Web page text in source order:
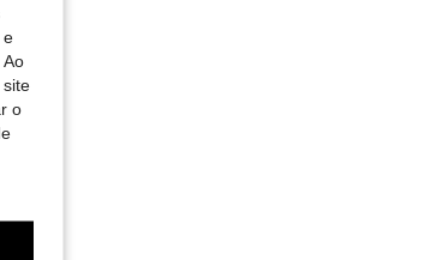
e
site
o